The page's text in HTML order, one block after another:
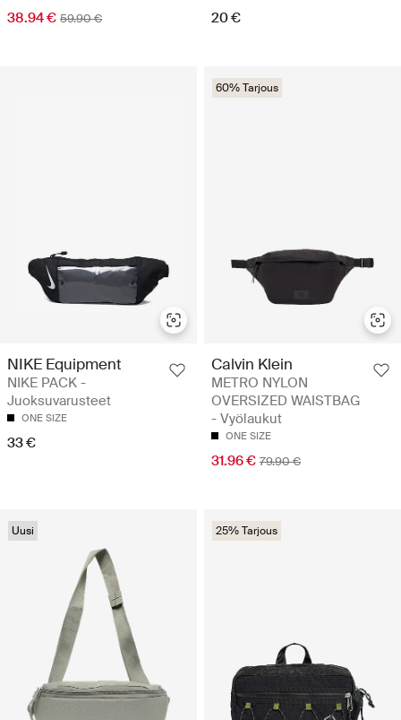
38.94 € 59.90 € 20 €
NIKE Equipment
NIKE PACK -
Juoksuvarusteet
ONE SIZE
33 €
60% Tarjous
Calvin Klein
METRO NYLON
OVERSIZED WAISTBAG
- Vyölaukut
ONE SIZE
31.96 € 79.90 €
Uusi 25% Tarjous